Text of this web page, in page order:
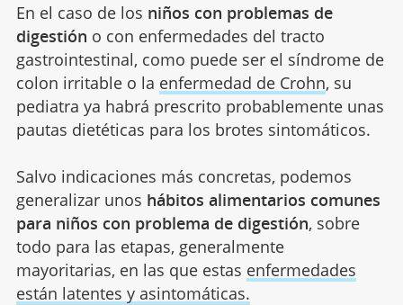
En el caso de los niños con problemas de
digestión o con enfermedades del tracto
gastrointestinal, como puede ser el síndrome de
colon irritable o la enfermedad de Crohn, su
pediatra ya habrá prescrito probablemente unas
pautas dietéticas para los brotes sintomáticos.
Salvo indicaciones más concretas, podemos
generalizar unos hábitos alimentarios comunes
para niños con problema de digestión, sobre
todo para las etapas, generalmente
mayoritarias, en las que estas enfermedades
están latentes y asintomáticas.